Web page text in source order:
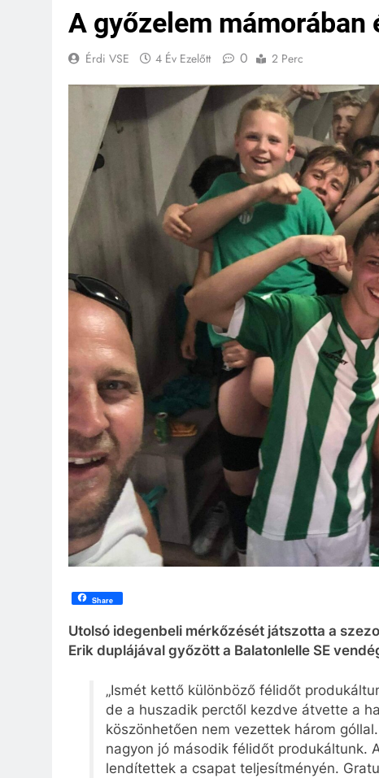
A győzelem mámorában
Érdi VSE 4 Év Ezelőtt 0 2 Perc
Share
Utolsó idegenbeli mérkőzését játszotta a
Erik duplájával győzött a Balatonlelle SE
„Ismét kettő különböző félidőt
de a huszadik perctől kezdve átvette a
köszönhetően nem vezettek három
nagyon jó második félidőt produkáltunk.
lendítettek a csapat teljesítményén.